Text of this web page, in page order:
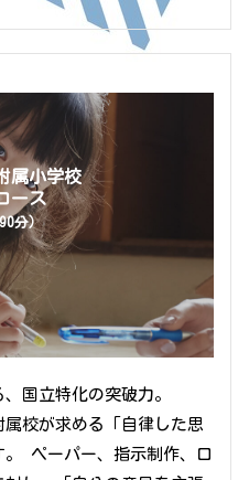
属小学校
ース
分）
国立特化の突破力。
校が求める「自律した思
ペーパー、指示制作、口